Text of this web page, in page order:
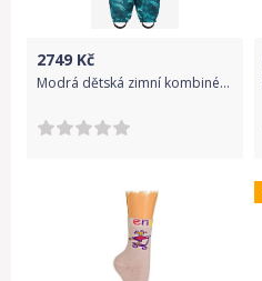
2749 Kč
Modrá dětská zimní kombinéza Reima Puhuri - 98